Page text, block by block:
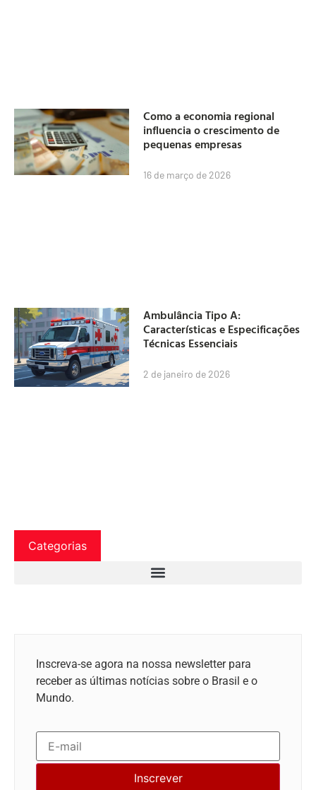
Como a economia regional
influencia o crescimento de
pequenas empresas
16 de março de 2026
Ambulância Tipo A:
Características e Especificações
Técnicas Essenciais
2 de janeiro de 2026
Categorias
Inscreva-se agora na nossa newsletter para
receber as últimas notícias sobre o Brasil e o
Mundo.